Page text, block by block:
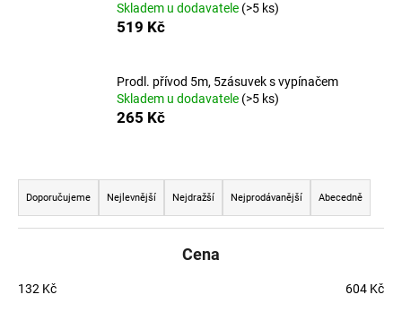
Skladem u dodavatele (>5 ks)
519 Kč
Prodl. přívod 5m, 5zásuvek s vypínačem
Skladem u dodavatele (>5 ks)
265 Kč
Řazení produktů
Doporučujeme Nejlevnější Nejdražší Nejprodávanější Abecedně
Cena
132 Kč 604 Kč
?